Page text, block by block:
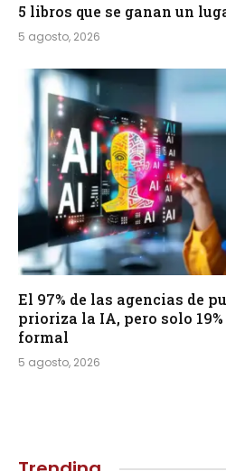
5 libros que se ganan un
5 agosto, 2026
El 97% de las agencias de
prioriza la IA, pero solo
formal
5 agosto, 2026